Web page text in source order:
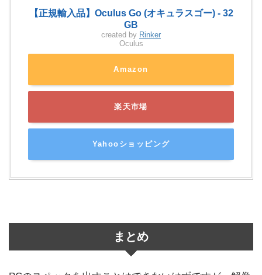
【正規輸入品】Oculus Go (オキュラスゴー) - 32
GB
created by Rinker
Oculus
Amazon
楽天市場
Yahooショッピング
まとめ